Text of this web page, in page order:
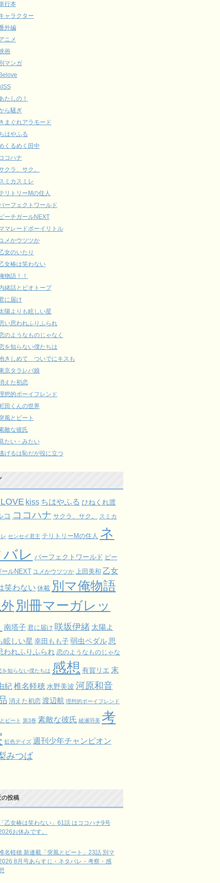
行本
ャラクター
外編
ニメ
画
マンガ
たしの！
ら騒ぎ
きまぐれアラモード
はやふる
くるめく田中
ココハナ
クラ、サク。
スミカスミレ
リトリーMの住人
ーフェクトワールド
ピーチガールNEXT
マレードボーイリトル
ユメかウツツか
女のいたり
女椿は笑わない
物語！！
緒話とビオトープ
に届け
陽よりも眩しい星
い思われふりふられ
のようなものじゃなく
を知らない僕たちは
きしめて ついでにキスも
京タラレバ娘
えた初恋
想的ボーイフレンド
田くんの世界
風とビート
敵な彼氏
見たい・みたい
げるは恥だが役に立つ
kiss ちはやふる ひねくれ渡
コ ココハナ サクラ、サク。 スミカ
センセイ君主 テリトリーMの住人 ネ
バレ パーフェクトワールド ピー
ールNEXT ユメかウツツか 上田美和 乙女
笑わない 休載 別マ俺物語
別冊マーガレッ
南塔子 君に届け 咲坂伊緒 太陽よ
眩しい星 幸田もも子 弱虫ペダル 思
われふりふられ 恋のようなものじゃな
を知らない僕たちは 感想 有賀リエ 末
紀椎名軽穂 水野美波 河原和音
消えた初恋 渡辺航 理想的ボーイフレンド
ビート 第3巻 素敵な彼氏 綾瀬羽美 考
虹色デイズ 週刊少年チャンピオン
みつば
の投稿
「乙女椿は笑わない」61話 はココハナ9号
お休みです。
名軽穂 新連載「突風とビート」23話 別マ
8月号あらすじ・ネタバレ・考察・感